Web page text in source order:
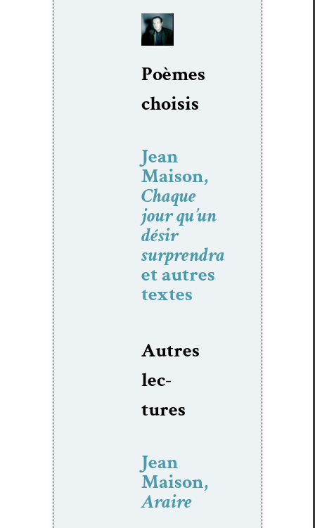
Poèmes
choi­sis
Jean
Maison,
Chaque
jour qu’un
désir
surprendra
et autres
textes
Autres
lec­
tures
Jean
Maison,
Araire